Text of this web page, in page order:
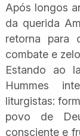
Após longos
da querida
retorna para
combate e
Estando ao
Hummes
liturgistas:
povo de
consciente e